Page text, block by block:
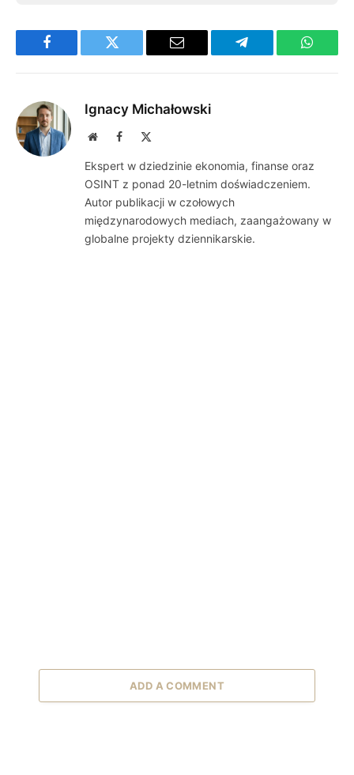
Facebook Twitter Email Telegram
Ignacy Michałowski
WebsiteFacebook
Ekspert w dziedzinie ekonomia, finanse oraz
OSINT z ponad 20-letnim doświadczeniem.
Autor publikacji w czołowych
międzynarodowych mediach, zaangażowany w
globalne projekty dziennikarskie.
ADD A COMMENT